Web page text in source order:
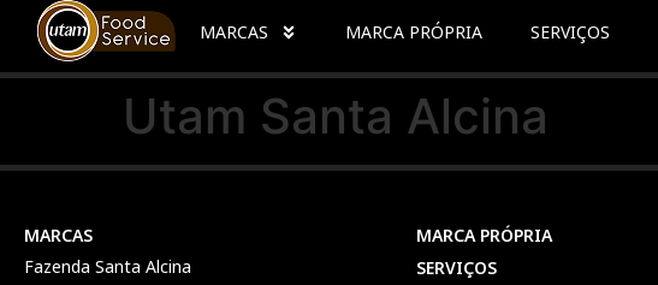
MARCAS MARCA PRÓPRIA SERVIÇOS
Utam Santa Alcina
MARCAS
Fazenda Santa Alcina
MARCA PRÓPRIA
SERVIÇOS